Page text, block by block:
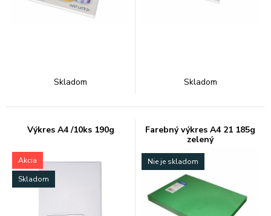
Skladom Skladom
Výkres A4 /10ks 190g
Akcia
Skladom
Farebný výkres A4 21 185g
zelený
Nie je skladom